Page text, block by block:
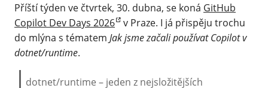
Příští týden ve čtvrtek, 30. dubna, se koná GitHub
Copilot Dev Days 2026 v Praze. I já přispěju trochu
do mlýna s tématem Jak jsme začali používat Copilot v
dotnet/runtime.
dotnet/runtime – jeden z nejsložitějších